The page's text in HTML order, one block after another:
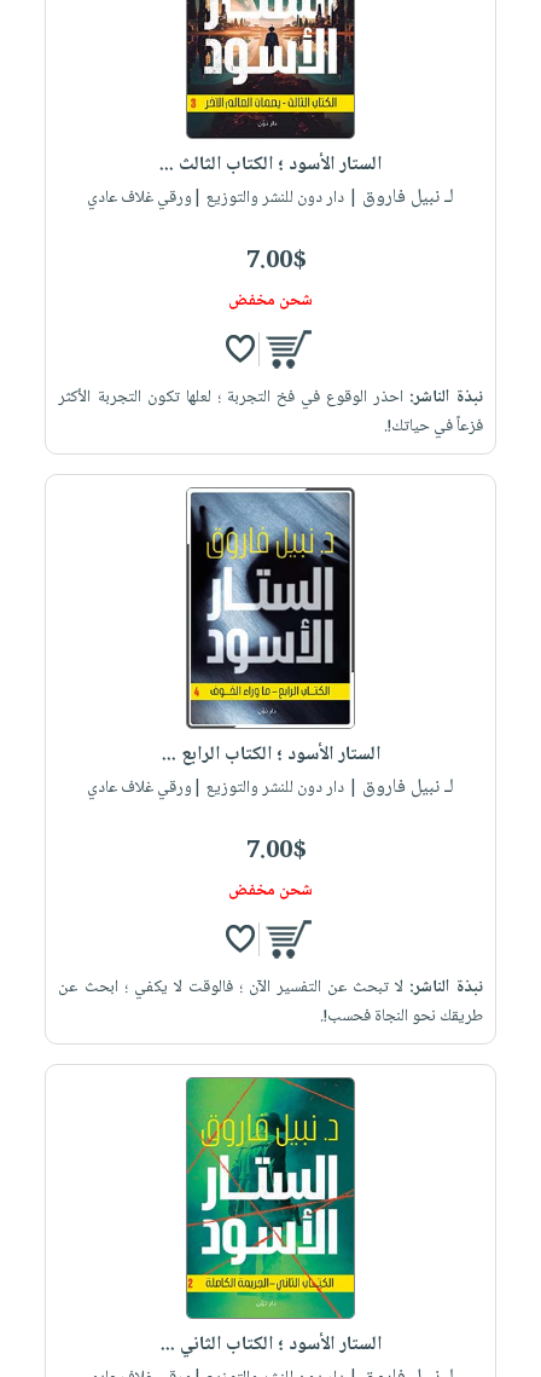
الستار الأسود ؛ الكتاب الثالث ...
لـ نبيل فاروق | دار دون للنشر والتوزيع |ورقي غلاف عادي
7.00$
شحن مخفض
نبذة الناشر: احذر الوقوع في فخ التجربة ؛ لعلها تكون التجربة الأكثر
فزعاً في حياتك!.
الستار الأسود ؛ الكتاب الرابع ...
لـ نبيل فاروق | دار دون للنشر والتوزيع |ورقي غلاف عادي
7.00$
شحن مخفض
نبذة الناشر: لا تبحث عن التفسير الآن ؛ فالوقت لا يكفي ؛ ابحث عن
طريقك نحو النجاة فحسب!.
الستار الأسود ؛ الكتاب الثاني ...